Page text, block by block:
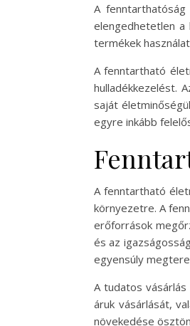
A
elengedhetetlen a
termékek
A fenntartható
hulladékkezelést.
saját
egyre inkább
A fenntartható
környezetre. A
erőforrások
és az
egyensúly
A tudatos
áruk vásárlását,
növekedése